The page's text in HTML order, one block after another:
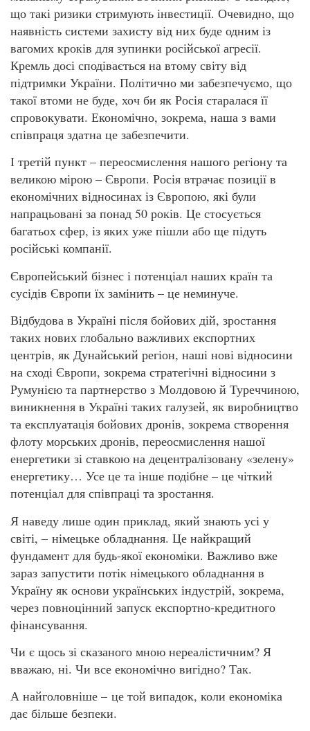
що такі ризики стримують інвестиції. Очевидно, що
наявність системи захисту від них буде одним із
вагомих кроків для зупинки російської агресії.
Кремль досі сподівається на втому світу від
підтримки України. Політично ми забезпечуємо, що
такої втоми не буде, хоч би як Росія старалася її
спровокувати. Економічно, зокрема, наша з вами
співпраця здатна це забезпечити.
І третій пункт – переосмислення нашого регіону та
великою мірою – Європи. Росія втрачає позиції в
економічних відносинах із Європою, які були
напрацьовані за понад 50 років. Це стосується
багатьох сфер, із яких уже пішли або ще підуть
російські компанії.
Європейський бізнес і потенціал наших країн та
сусідів Європи їх замінить – це неминуче.
Відбудова в Україні після бойових дій, зростання
таких нових глобально важливих експортних
центрів, як Дунайський регіон, наші нові відносини
на сході Європи, зокрема стратегічні відносини з
Румунією та партнерство з Молдовою й Туреччиною,
виникнення в Україні таких галузей, як виробництво
та експлуатація бойових дронів, зокрема створення
флоту морських дронів, переосмислення нашої
енергетики зі ставкою на децентралізовану «зелену»
енергетику… Усе це та інше подібне – це чіткий
потенціал для співпраці та зростання.
Я наведу лише один приклад, який знають усі у
світі, – німецьке обладнання. Це найкращий
фундамент для будь-якої економіки. Важливо вже
зараз запустити потік німецького обладнання в
Україну як основи українських індустрій, зокрема,
через повноцінний запуск експортно-кредитного
фінансування.
Чи є щось зі сказаного мною нереалістичним? Я
вважаю, ні. Чи все економічно вигідно? Так.
А найголовніше – це той випадок, коли економіка
дає більше безпеки.